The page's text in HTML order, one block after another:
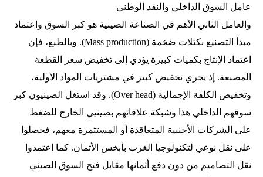
عامل السوق الداخلي والنقد الوطني
والعامل الثاني الأهم في الصناعة الصينية هو كبر السوق واعتماد
مبدأ التصنيع بكتلات ضخمة (Mass production). وبالطبع، فإن
اعتماد الإنتاج بكميات كبيرة يؤدي إلى تخفيض سعر القطعة
المصنعة. إذ يجري تخفيض كبير في مشتريات المواد الأولية،
وتخفيض الكلفة الإجمالية (Over head). وقد استغل الصينيون كبر
سوقهم الداخلي هذا وشبكة علاقاتهم بصينيي الخارج للضغط
على الشركات الأجنبية المتعاقدة أو المستثمرة معهم، فحصلوا
على نقل نوعي لتكنولوجيا الغرب بأبخس الأثمان. كما اعتمدوا
نقل التصاميم من دون دفع أثمانها مقابل فتح السوق الصيني